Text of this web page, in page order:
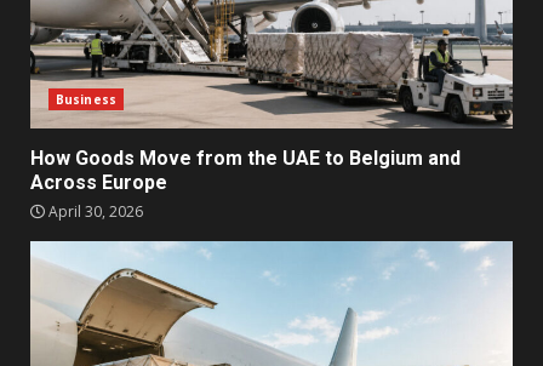
Business
How Goods Move from the UAE to Belgium and
Across Europe
April 30, 2026